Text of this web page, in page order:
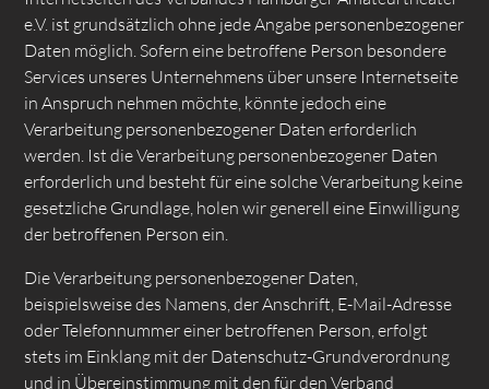
e.V. ist grundsätzlich ohne jede Angabe personenbezogener
Daten möglich. Sofern eine betroffene Person besondere
Services unseres Unternehmens über unsere Internetseite
in Anspruch nehmen möchte, könnte jedoch eine
Verarbeitung personenbezogener Daten erforderlich
werden. Ist die Verarbeitung personenbezogener Daten
erforderlich und besteht für eine solche Verarbeitung keine
gesetzliche Grundlage, holen wir generell eine Einwilligung
der betroffenen Person ein.
Die Verarbeitung personenbezogener Daten,
beispielsweise des Namens, der Anschrift, E-Mail-Adresse
oder Telefonnummer einer betroffenen Person, erfolgt
stets im Einklang mit der Datenschutz-Grundverordnung
und in Übereinstimmung mit den für den Verband